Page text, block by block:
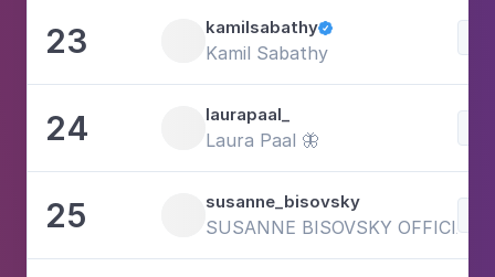
23 kamilsabathy
Kamil Sabathy
24 laurapaal_
Laura Paal 🦋
25 susanne_bisovsky
SUSANNE BISOVSKY OFFICIAL